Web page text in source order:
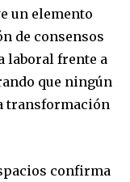
un elemento
de consensos
laboral frente a
que ningún
transformación
confirma